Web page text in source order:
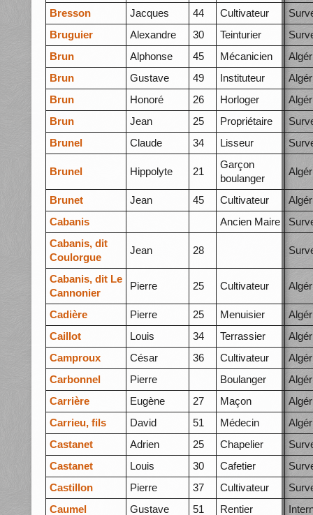
Bresson
Jacques 44 Cultivateur
Bruguier
Alexandre 30 Teinturier
Brun
Alphonse 45 Mécanicien
Brun
Gustave 49 Instituteur
Brun
Honoré 26 Horloger
Brun
Jean 25 Propriétaire
Brunel
Claude 34 Lisseur
Brunel Hippolyte 21
Garçon
boulanger
Brunet Jean 45 Cultivateur
Cabanis
Ancien Maire
Cabanis, dit
Coulorgue
Jean 28
Cabanis, dit Le
Cannonier
Pierre 25 Cultivateur
Cadière Pierre 25 Menuisier
Caillot
Louis 34 Terrassier
Camproux
César 36 Cultivateur
Carbonnel
Pierre Boulanger
Carrière
Eugène 27 Maçon
Carrieu, fils
David 51 Médecin
Castanet
Adrien 25 Chapelier
Castanet
Louis 30 Cafetier
Castillon
Pierre 37 Cultivateur
Caumel
Gustave 51 Rentier